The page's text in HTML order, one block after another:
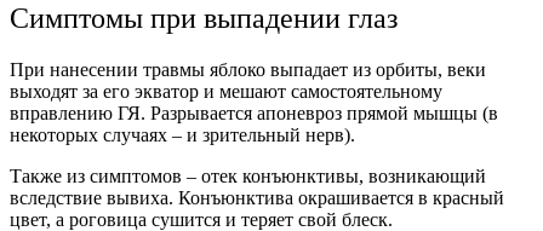
Симптомы при выпадении глаз
При нанесении травмы яблоко выпадает из орбиты, веки
выходят за его экватор и мешают самостоятельному
вправлению ГЯ. Разрывается апоневроз прямой мышцы (в
некоторых случаях – и зрительный нерв).
Также из симптомов – отек конъюнктивы, возникающий
вследствие вывиха. Конъюнктива окрашивается в красный
цвет, а роговица сушится и теряет свой блеск.